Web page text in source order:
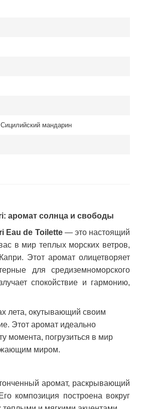
мандарин
аромат солнца и свободы
Eau de Toilette— это настоящий
в мир теплых морских ветров,
Этот аромат олицетворяет
для средиземноморского
спокойствие и гармонию,
лета, окутывающий своим
Этот аромат идеально
момента, погрузиться в мир
миром.
аромат, раскрывающий
композиция построена вокруг